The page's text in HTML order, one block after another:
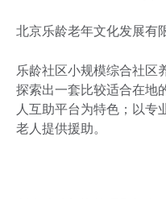
北京乐龄老年文化发展有
乐龄社区小规模综合社区
探索出一套比较适合在地
人互助平台为特色；以专
老人提供援助。